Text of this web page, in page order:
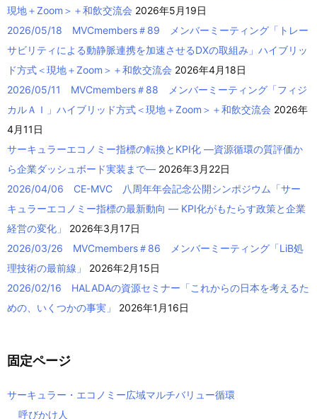
現地＋Zoom＞＋和飲交流会 2026年5月19日
2026/05/18 MVCmembers＃89 メンバーミーティング「トレー
サビリティによる動静脈連携を加速させるDXの取組み」ハイブリッ
ド方式＜現地＋Zoom＞＋和飲交流会 2026年4月18日
2026/05/11 MVCmembers＃88 メンバーミーティング「フィジ
カルＡＩ」ハイブリッド方式＜現地＋Zoom＞＋和飲交流会 2026年
4月11日
サーキュラーエコノミー指標の転換とKPI化 ―資源循環の質評価か
ら企業ダッシュボード実装まで― 2026年3月22日
2026/04/06 CE-MVC 八周年年会記念公開シンポジウム「サー
キュラーエコノミー指標の最新動向 ― KPI化がもたらす政策と企業
経営の変化」
2026年3月17日
2026/03/26 MVCmembers＃86 メンバーミーティング「LiB処
理技術の最前線」
2026年2月15日
2026/02/16 HALADAの資源セミナー「これからの日本を考えるた
めの、いくつかの事実」
2026年1月16日
固定ページ
サーキュラー・エコノミー広域マルチバリュー循環
呼びかけ人